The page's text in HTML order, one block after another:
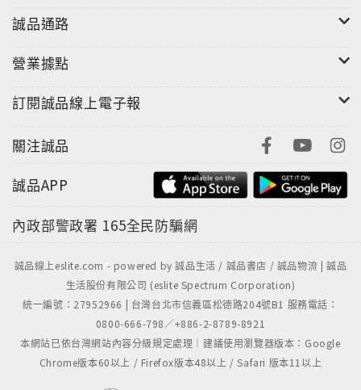
誠品通路
營業據點
訂閱誠品線上電子報
關注誠品
誠品APP
內政部警政署 165全民防騙網
誠品線上eslite.com - powered by 誠品生活 / 誠品書店 / 誠品物流 | 誠品
生活股份有限公司 (eslite Spectrum Corporation)
統一編號：27952966 | 台灣台北市信義區松德路204號B1 服務電話：
0800-666-798／+886-2-8789-8921
本網站已依台灣網站內容分級規定處理｜建議使用瀏覽器版本：Google
Chrome版本60以上 / Firefox版本48以上 / Safari 版本11以上